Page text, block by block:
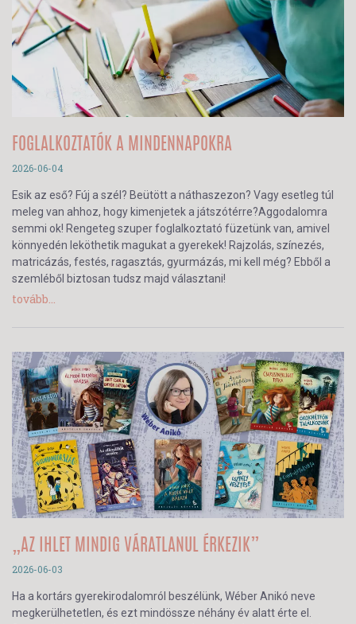
FOGLALKOZTATÓK A MINDENNAPOKRA
2026-06-04
Esik az eső? Fúj a szél? Beütött a náthaszezon? Vagy esetleg túl
meleg van ahhoz, hogy kimenjetek a játszótérre?Aggodalomra
semmi ok! Rengeteg szuper foglalkoztató füzetünk van, amivel
könnyedén leköthetik magukat a gyerekek! Rajzolás, színezés,
matricázás, festés, ragasztás, gyurmázás, mi kell még? Ebből a
szemléből biztosan tudsz majd választani!
tovább...
„AZ IHLET MINDIG VÁRATLANUL ÉRKEZIK”
2026-06-03
Ha a kortárs gyerekirodalomról beszélünk, Wéber Anikó neve
megkerülhetetlen, és ezt mindössze néhány év alatt érte el.